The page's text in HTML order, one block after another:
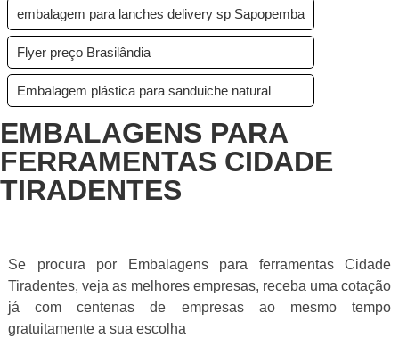
embalagem para lanches delivery sp Sapopemba
Flyer preço Brasilândia
Embalagem plástica para sanduiche natural
EMBALAGENS PARA
FERRAMENTAS CIDADE
TIRADENTES
Se procura por Embalagens para ferramentas Cidade
Tiradentes, veja as melhores empresas, receba uma cotação
já com centenas de empresas ao mesmo tempo
gratuitamente a sua escolha